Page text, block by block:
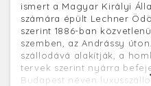
ismert a Magyar Királyi
számára épült Lechner
szerint 1886-ban
szemben, az Andrássy
szállodává alakítják, a
tervek szerint nyárra
Budapest néven